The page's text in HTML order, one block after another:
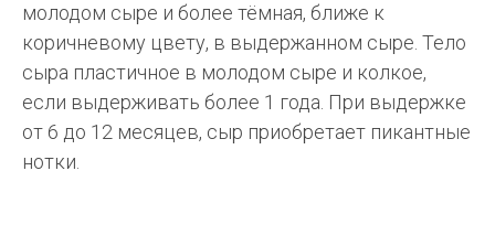
молодом сыре и более тёмная, ближе к
коричневому цвету, в выдержанном сыре. Тело
сыра пластичное в молодом сыре и колкое,
если выдерживать более 1 года. При выдержке
от 6 до 12 месяцев, сыр приобретает пикантные
нотки.